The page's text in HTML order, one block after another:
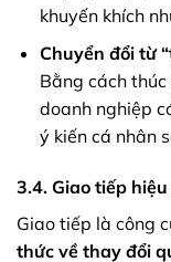
khuyến khích
Chuyển đổi từ
Bằng cách
doanh nghiệp
ý kiến cá nhân
3.4. Giao tiếp
Giao tiếp là công
thức về thay đổi